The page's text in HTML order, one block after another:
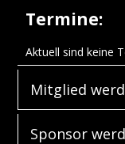
Termine:
Aktuell sind keine
Mitglied
Sponsor